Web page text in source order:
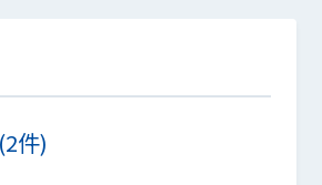
件)